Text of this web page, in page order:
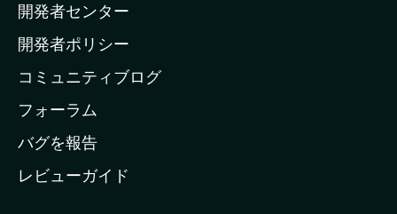
ー
ム
ー
ジ
へ
開発者センター
開発者ポリシー
コミュニティブログ
フォーラム
バグを報告
レビューガイド